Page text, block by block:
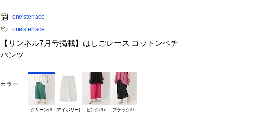
one'sterrace
one'sterrace
【リンネル7月号掲載】はしごレース コットンペチ
パンツ
カラー
グリーン(9
アイボリー(
ピンク(97
ブラック(9